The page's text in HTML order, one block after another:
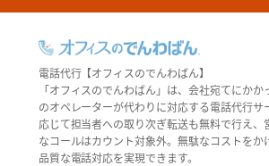
電話代行【オフィスのでんわばん】
「オフィスのでんわばん」は、会社宛てにか
のオペレーターが代わりに対応する電話代行サ
応じて担当者への取り次ぎ転送も無料で行え、
なコールはカウント対象外。無駄なコストをか
品質な電話対応を実現できます。